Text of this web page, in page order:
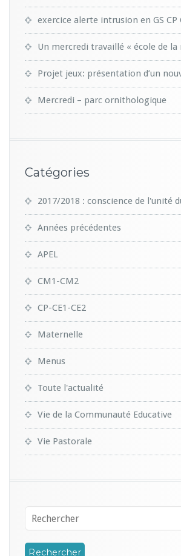
exercice alerte intrusion en GS CP
Un mercredi travaillé « école de la
Projet jeux: présentation d’un
Mercredi – parc ornithologique
Catégories
2017/2018 : conscience de l'unité
Années précédentes
APEL
CM1-CM2
CP-CE1-CE2
Maternelle
Menus
Toute l'actualité
Vie de la Communauté Educative
Vie Pastorale